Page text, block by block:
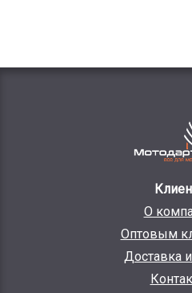
О
Оптовым
Доставка